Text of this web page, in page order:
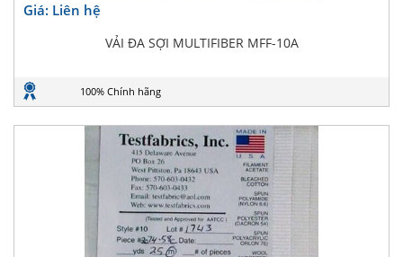
Giá: Liên hệ
VẢI ĐA SỢI MULTIFIBER MFF-10A
100% Chính hãng